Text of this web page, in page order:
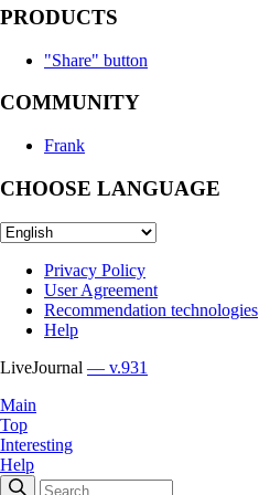
PRODUCTS
"Share" button
COMMUNITY
Frank
CHOOSE LANGUAGE
Privacy Policy
User Agreement
Recommendation technologies
Help
LiveJournal — v.931
Main
Top
Interesting
Help